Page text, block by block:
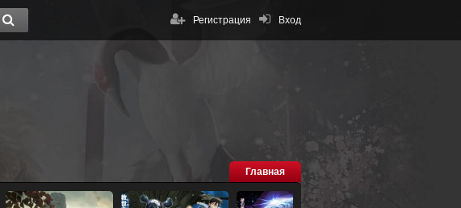
Вход
Регистрация
Главная